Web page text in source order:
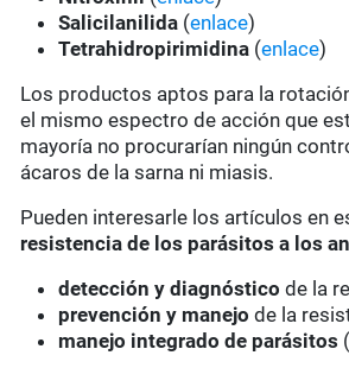
Salicilanilida (enlace)
Tetrahidropirimidina (enlace)
Los productos aptos para la
el mismo espectro de acción que
mayoría no procurarían ningún
ácaros de la sarna ni miasis.
Pueden interesarle los artículos en
resistencia de los parásitos a los
detección y diagnóstico de la
prevención y manejo de la
manejo integrado de parásitos